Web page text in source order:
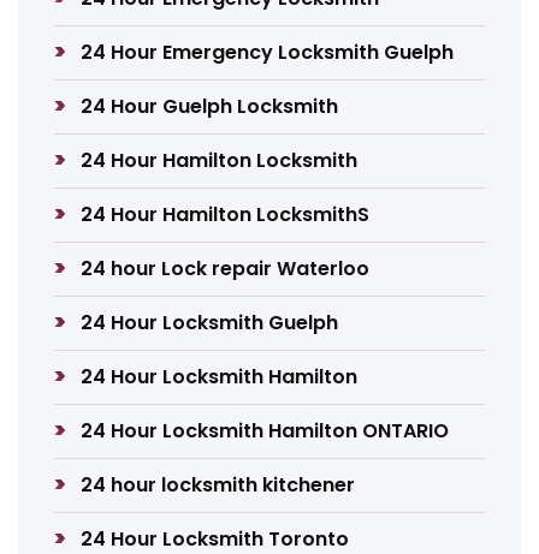
24 Hour Emergency Locksmith Guelph
24 Hour Guelph Locksmith
24 Hour Hamilton Locksmith
24 Hour Hamilton LocksmithS
24 hour Lock repair Waterloo
24 Hour Locksmith Guelph
24 Hour Locksmith Hamilton
24 Hour Locksmith Hamilton ONTARIO
24 hour locksmith kitchener
24 Hour Locksmith Toronto